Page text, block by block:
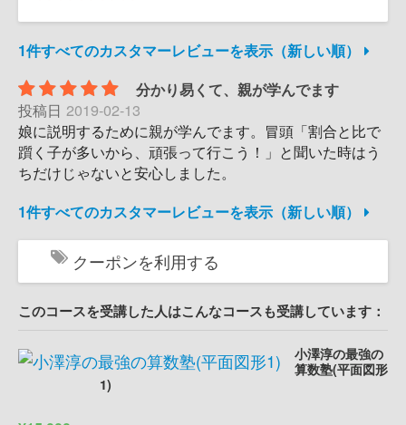
1件すべてのカスタマーレビューを表示（新しい順）
分かり易くて、親が学んでます
投稿日 2019-02-13
娘に説明するために親が学んでます。冒頭「割合と比で
躓く子が多いから、頑張って行こう！」と聞いた時はう
ちだけじゃないと安心しました。
1件すべてのカスタマーレビューを表示（新しい順）
クーポンを利用する
このコースを受講した人はこんなコースも受講しています：
小澤淳の最強の
算数塾(平面図形
1)